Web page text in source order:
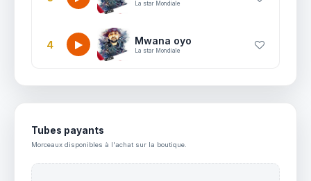
La star Mondiale
4 Mwana oyo
La star Mondiale
Tubes payants
Morceaux disponibles à l'achat sur la boutique.